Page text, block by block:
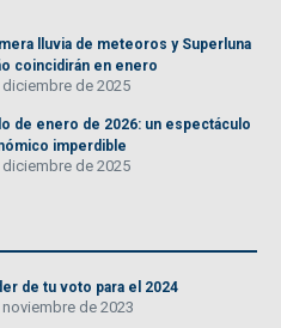
lluvia de meteoros y Superluna
coincidirán en enero
de 2025
de enero de 2026: un espectáculo
imperdible
de 2025
de tu voto para el 2024
noviembre de 2023